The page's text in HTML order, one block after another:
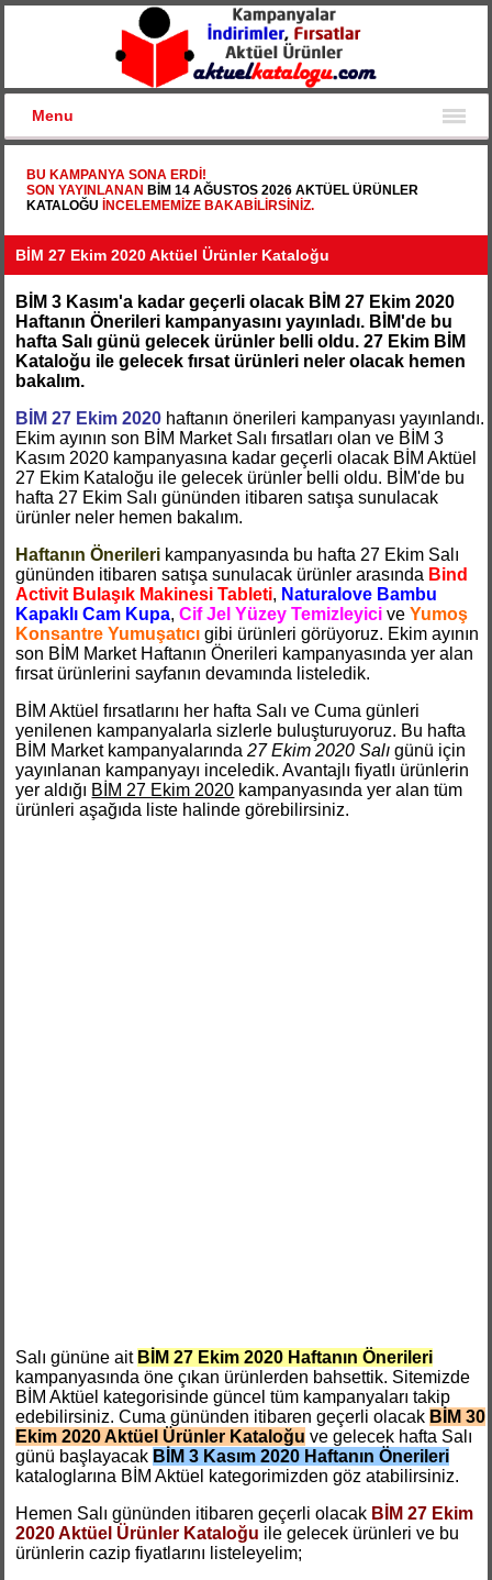
Menu
BU KAMPANYA SONA ERDI!
SON YAYINLANAN BİM 14 AĞUSTOS 2026 AKTÜEL ÜRÜNLER
KATALOĞU
INCELEMEMIZE BAKABILIRSINIZ.
BİM 27 Ekim 2020 Aktüel Ürünler Kataloğu
BİM 3 Kasım'a kadar geçerli olacak BİM 27 Ekim 2020
Haftanın Önerileri kampanyasını yayınladı. BİM'de bu
hafta Salı günü gelecek ürünler belli oldu. 27 Ekim BİM
Kataloğu ile gelecek fırsat ürünleri neler olacak hemen
bakalım.
BİM 27 Ekim 2020 haftanın önerileri kampanyası yayınlandı.
Ekim ayının son BİM Market Salı fırsatları olan ve BİM 3
Kasım 2020 kampanyasına kadar geçerli olacak BİM Aktüel
27 Ekim Kataloğu ile gelecek ürünler belli oldu. BİM'de bu
hafta 27 Ekim Salı gününden itibaren satışa sunulacak
ürünler neler hemen bakalım.
Haftanın Önerileri kampanyasında bu hafta 27 Ekim Salı
gününden itibaren satışa sunulacak ürünler arasında Bind
Activit Bulaşık Makinesi Tableti, Naturalove Bambu
Kapaklı Cam Kupa,Cif Jel Yüzey Temizleyici veYumoş
Konsantre Yumuşatıcı gibi ürünleri görüyoruz. Ekim ayının
son BİM Market Haftanın Önerileri kampanyasında yer alan
fırsat ürünlerini sayfanın devamında listeledik.
BİM Aktüel fırsatlarını her hafta Salı ve Cuma günleri
yenilenen kampanyalarla sizlerle buluşturuyoruz. Bu hafta
BİM Market kampanyalarında27 Ekim 2020 Salı günü için
yayınlanan kampanyayı inceledik. Avantajlı fiyatlı ürünlerin
yer aldığı BİM 27 Ekim 2020 kampanyasında yer alan tüm
ürünleri aşağıda liste halinde görebilirsiniz.
Salı gününe ait BİM 27 Ekim 2020 Haftanın Önerileri
kampanyasında öne çıkan ürünlerden bahsettik. Sitemizde
BİM Aktüel kategorisinde güncel tüm kampanyaları takip
edebilirsiniz. Cuma gününden itibaren geçerli olacak BİM 30
Ekim 2020 Aktüel Ürünler Kataloğu ve gelecek hafta Salı
günü başlayacak BİM 3 Kasım 2020 Haftanın Önerileri
kataloglarına BİM Aktüel kategorimizden göz atabilirsiniz.
Hemen Salı gününden itibaren geçerli olacak BİM 27 Ekim
2020 Aktüel Ürünler Kataloğu ile gelecek ürünleri ve bu
ürünlerin cazip fiyatlarını listeleyelim;